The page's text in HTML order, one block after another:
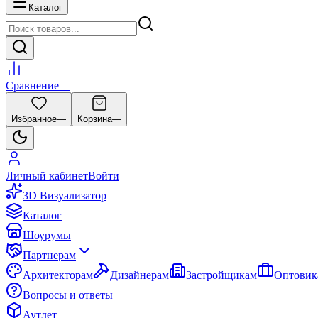
Каталог
Сравнение—
Избранное— Корзина—
Личный кабинетВойти
3D Визуализатор
Каталог
Шоурумы
Партнерам
Архитекторам
Дизайнерам Застройщикам
Вопросы и ответы
Аутлет